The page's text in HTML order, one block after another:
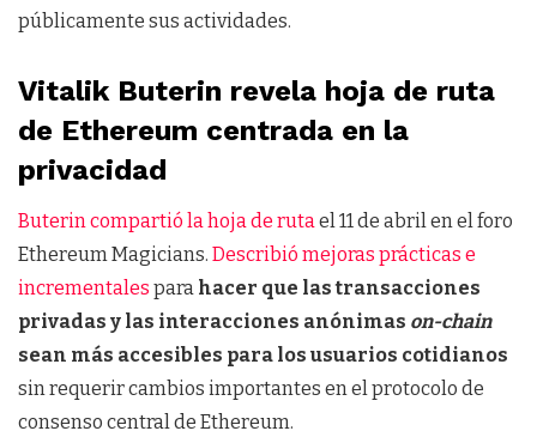
públicamente sus actividades.
Vitalik Buterin revela hoja de ruta
de Ethereum centrada en la
privacidad
Buterin compartió la hoja de rutael 11 de abril en el foro
Ethereum Magicians. Describió mejoras prácticas e
incrementales para hacer que las transacciones
privadas y las interacciones anónimas on-chain
sean más accesibles para los usuarios cotidianos
sin requerir cambios importantes en el protocolo de
consenso central de Ethereum.